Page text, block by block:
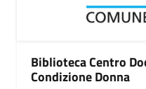
Biblioteca Centro
Condizione Donna